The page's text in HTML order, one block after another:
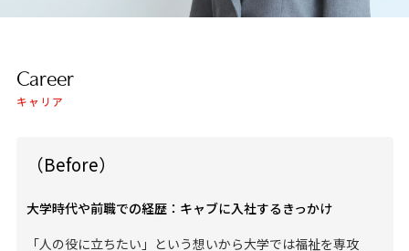
Career
キャリア
（Before）
大学時代や前職での経歴：キャブに入社するきっかけ
「人の役に立ちたい」という想いから大学では福祉を専攻